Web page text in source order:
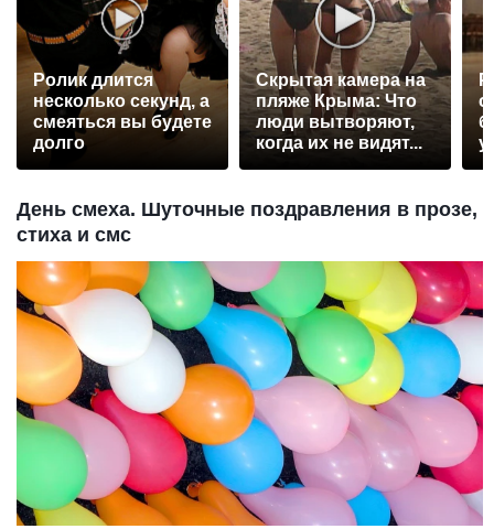
Ролик длится
несколько секунд, а
смеяться вы будете
долго
Скрытая камера на
пляже Крыма: Что
люди вытворяют,
когда их не видят...
День смеха. Шуточные поздравления в прозе,
стиха и смс